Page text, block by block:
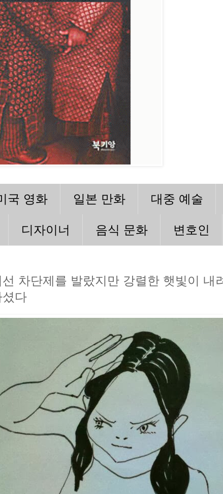
국 영화 일본 만화 대중 예술
디자이너 음식 문화 변호인
선 차단제를 발랐지만 강렬한 햇빛이 내
다